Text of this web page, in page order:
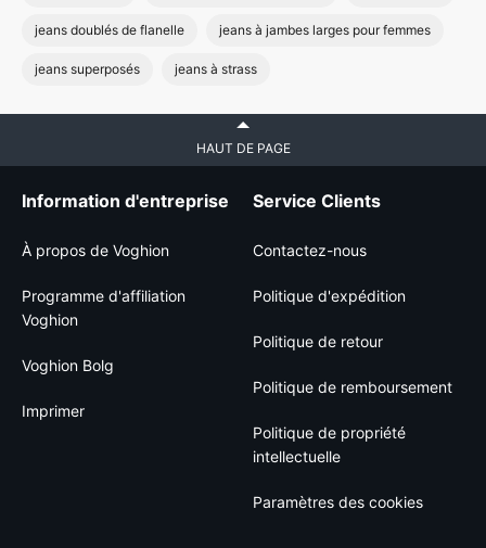
jeans doublés de flanelle jeans à jambes larges pour femmes
jeans superposés jeans à strass
HAUT DE PAGE
Information d'entreprise
À propos de Voghion
Programme d'affiliation
Voghion
Voghion Bolg
Imprimer
Service Clients
Contactez-nous
Politique d'expédition
Politique de retour
Politique de remboursement
Politique de propriété
intellectuelle
Paramètres des cookies